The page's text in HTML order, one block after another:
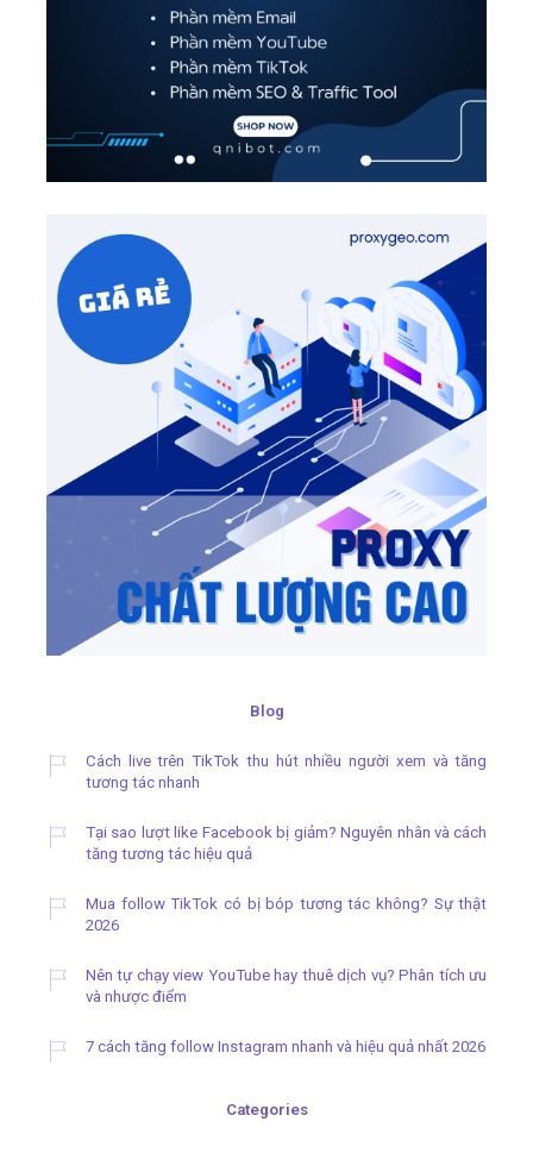
Blog
Cách live trên TikTok thu hút nhiều người xem và tăng
tương tác nhanh
Tại sao lượt like Facebook bị giảm? Nguyên nhân và cách
tăng tương tác hiệu quả
Mua follow TikTok có bị bóp tương tác không? Sự thật
2026
Nên tự chạy view YouTube hay thuê dịch vụ? Phân tích ưu
và nhược điểm
7 cách tăng follow Instagram nhanh và hiệu quả nhất 2026
Categories